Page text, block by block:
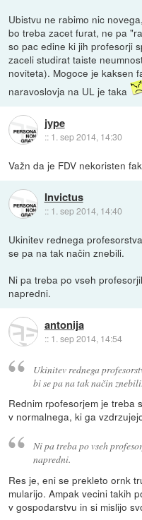
Ubistvu ne rabimo nic
bo treba zacet furat, ne pa
so pac edine ki jih profesorji
zaceli studirat taiste
noviteta). Mogoce je kaksen
naravoslovja na UL je taka
jype
:: 1. sep 2014, 14:30
Važn da je FDV nekoristen
Invictus
:: 1. sep 2014, 14:40
Ukinitev rednega
se pa na tak način znebili.
Ni pa treba po vseh
napredni.
antonija
:: 1. sep 2014, 14:54
Ukinitev rednega
bi se pa na tak način znebili.
Rednim rpofesorjem je treba
v normalnega, ki ga
Ni pa treba po vseh
napredni.
Res je, eni se prekleto ornk
mularijo. Ampak vecini takih
v gospodarstvu in si mislijo